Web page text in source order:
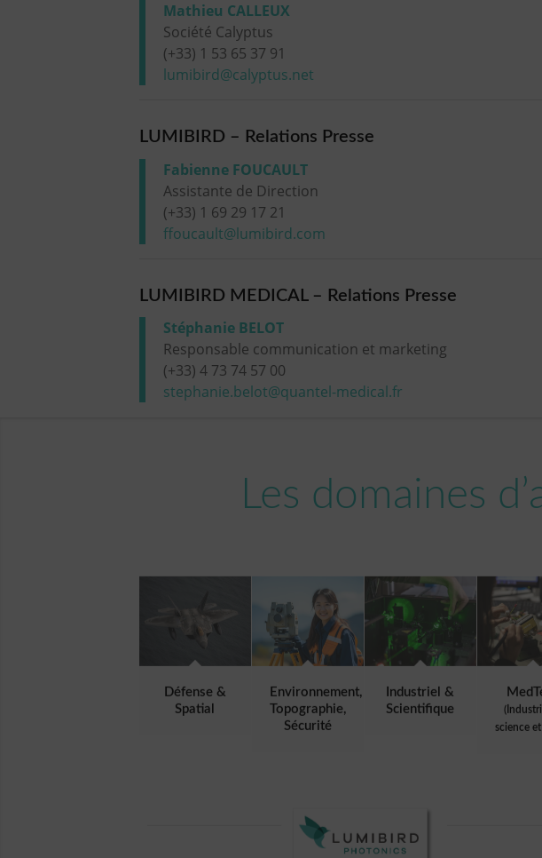
Mathieu CALLEUX
Société Calyptus
(+33) 1 53 65 37 91
lumibird@calyptus.net
LUMIBIRD – Relations Presse
Fabienne FOUCAULT
Assistante de Direction
(+33) 1 69 29 17 21
ffoucault@lumibird.com
LUMIBIRD MEDICAL – Relations Presse
Stéphanie BELOT
Responsable communication et marketing
(+33) 4 73 74 57 00
stephanie.belot@quantel-medical.fr
Les domaines
Défense &
Spatial
Environnement,
Topographie,
Sécurité
Industriel &
Scientifique
science